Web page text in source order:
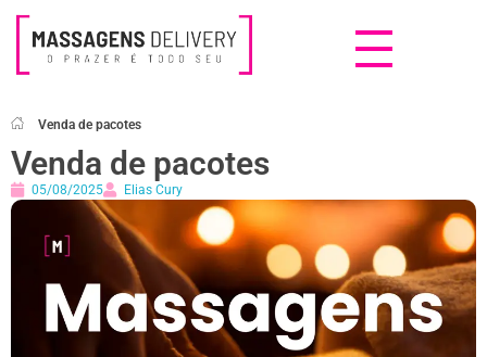
Venda de pacotes
Venda de pacotes
05/08/2025 Elias Cury